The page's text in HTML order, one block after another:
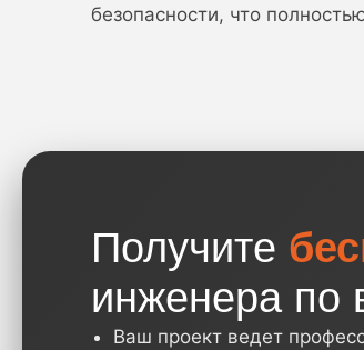
безопасности, что
Получите
инженера по
Ваш проект ведет